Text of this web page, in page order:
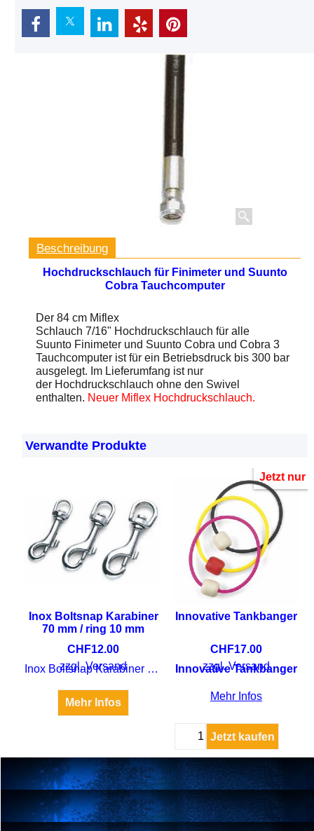
Beschreibung
Hochdruckschlauch für Finimeter und Suunto
Cobra Tauchcomputer
Der 84 cm Miflex
Schlauch 7/16" Hochdruckschlauch für alle
Suunto Finimeter und Suunto Cobra und Cobra 3
Tauchcomputer ist für ein Betriebsdruck bis 300 bar
ausgelegt. Im Lieferumfang ist nur
der Hochdruckschlauch ohne den Swivel
enthalten. Neuer Miflex Hochdruckschlauch.
Verwandte Produkte
Inox Boltsnap Karabiner
70 mm / ring 10 mm
CHF12.00
zzgl. Versand
Inox Boltsnap Karabiner 70 mm / ring 10 mm
Mehr Infos
Jetzt nur
Innovative Tankbanger
CHF17.00
zzgl. Versand
Innovative Tankbanger
Mehr Infos
Jetzt kaufen